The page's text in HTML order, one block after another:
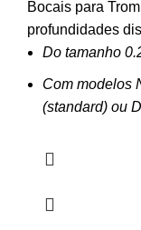
Bocais para
profundidades
Do tamanho
Com modelos
(standard) ou